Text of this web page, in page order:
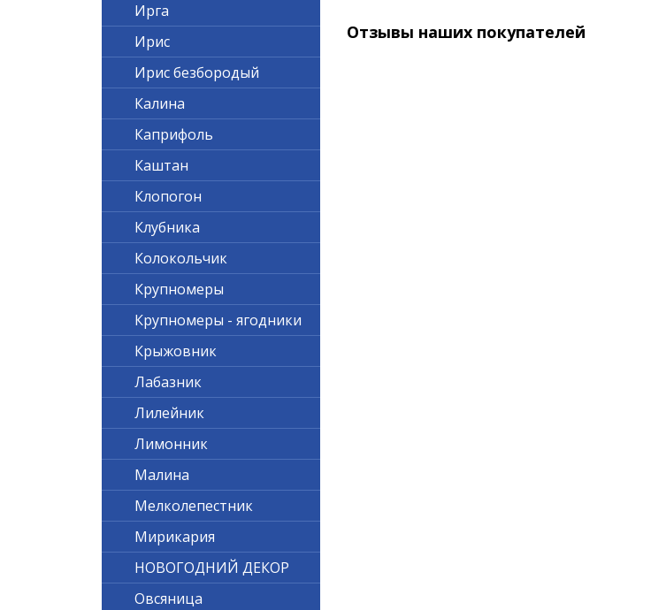
Отзывы наших покупателей
Ирга
Ирис
Ирис безбородый
Калина
Каприфоль
Каштан
Клопогон
Клубника
Колокольчик
Крупномеры
Крупномеры - ягодники
Крыжовник
Лабазник
Лилейник
Лимонник
Малина
Мелколепестник
Мирикария
НОВОГОДНИЙ ДЕКОР
Овсяница